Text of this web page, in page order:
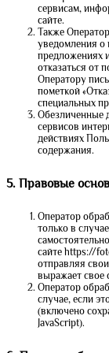
сервисам,
сайте.
Также
уведомления о
предложениях
отказаться от
Оператору
пометкой
специальных
Обезличенные
сервисов
действиях
содержания.
5. Правовые
Оператор
только в
сайте https://
отправляя
выражает свое
Оператор
случае, если
(включено
JavaScript).